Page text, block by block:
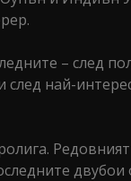
– след
след най-
двубои